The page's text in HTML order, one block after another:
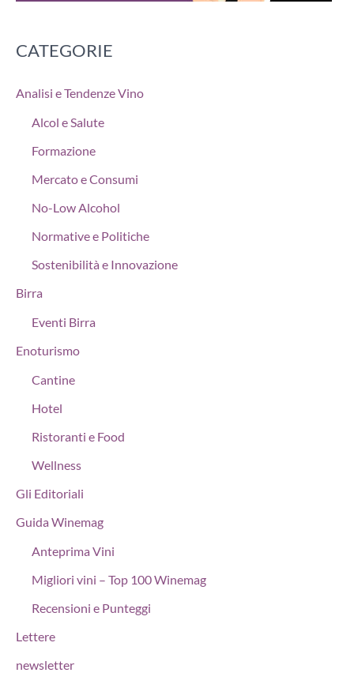
CATEGORIE
Analisi e Tendenze Vino
Alcol e Salute
Formazione
Mercato e Consumi
No-Low Alcohol
Normative e Politiche
Sostenibilità e Innovazione
Birra
Eventi Birra
Enoturismo
Cantine
Hotel
Ristoranti e Food
Wellness
Gli Editoriali
Guida Winemag
Anteprima Vini
Migliori vini – Top 100 Winemag
Recensioni e Punteggi
Lettere
newsletter